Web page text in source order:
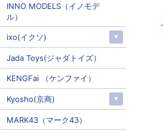
INNO MODELS（イノモデ
ル）
ixo(イクソ)
Jada Toys(ジャダトイズ）
KENGFai （ケンファイ）
Kyosho(京商)
MARK43（マーク43）